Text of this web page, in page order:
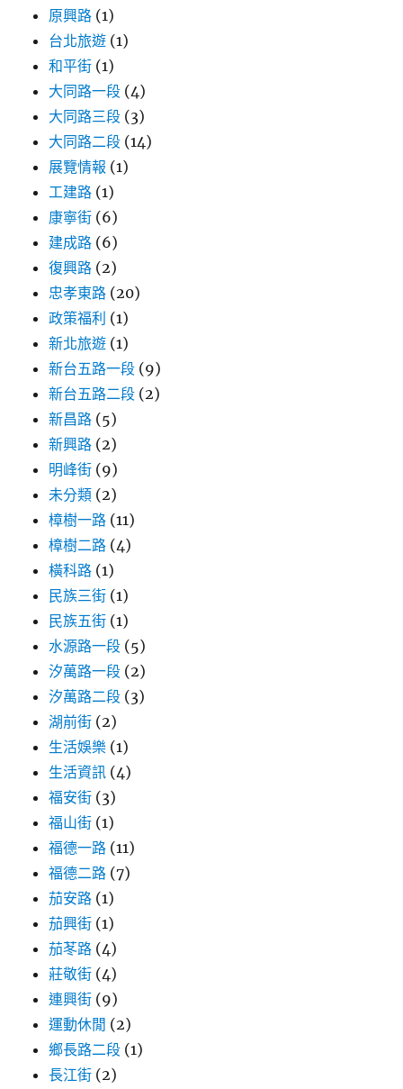
原興路 (1)
台北旅遊 (1)
和平街 (1)
大同路一段 (4)
大同路三段 (3)
大同路二段 (14)
展覽情報 (1)
工建路 (1)
康寧街 (6)
建成路 (6)
復興路 (2)
忠孝東路 (20)
政策福利 (1)
新北旅遊 (1)
新台五路一段 (9)
新台五路二段 (2)
新昌路 (5)
新興路 (2)
明峰街 (9)
未分類 (2)
樟樹一路 (11)
樟樹二路 (4)
橫科路 (1)
民族三街 (1)
民族五街 (1)
水源路一段 (5)
汐萬路一段 (2)
汐萬路二段 (3)
湖前街 (2)
生活娛樂 (1)
生活資訊 (4)
福安街 (3)
福山街 (1)
福德一路 (11)
福德二路 (7)
茄安路 (1)
茄興街 (1)
茄苳路 (4)
莊敬街 (4)
連興街 (9)
運動休閒 (2)
鄉長路二段 (1)
長江街 (2)